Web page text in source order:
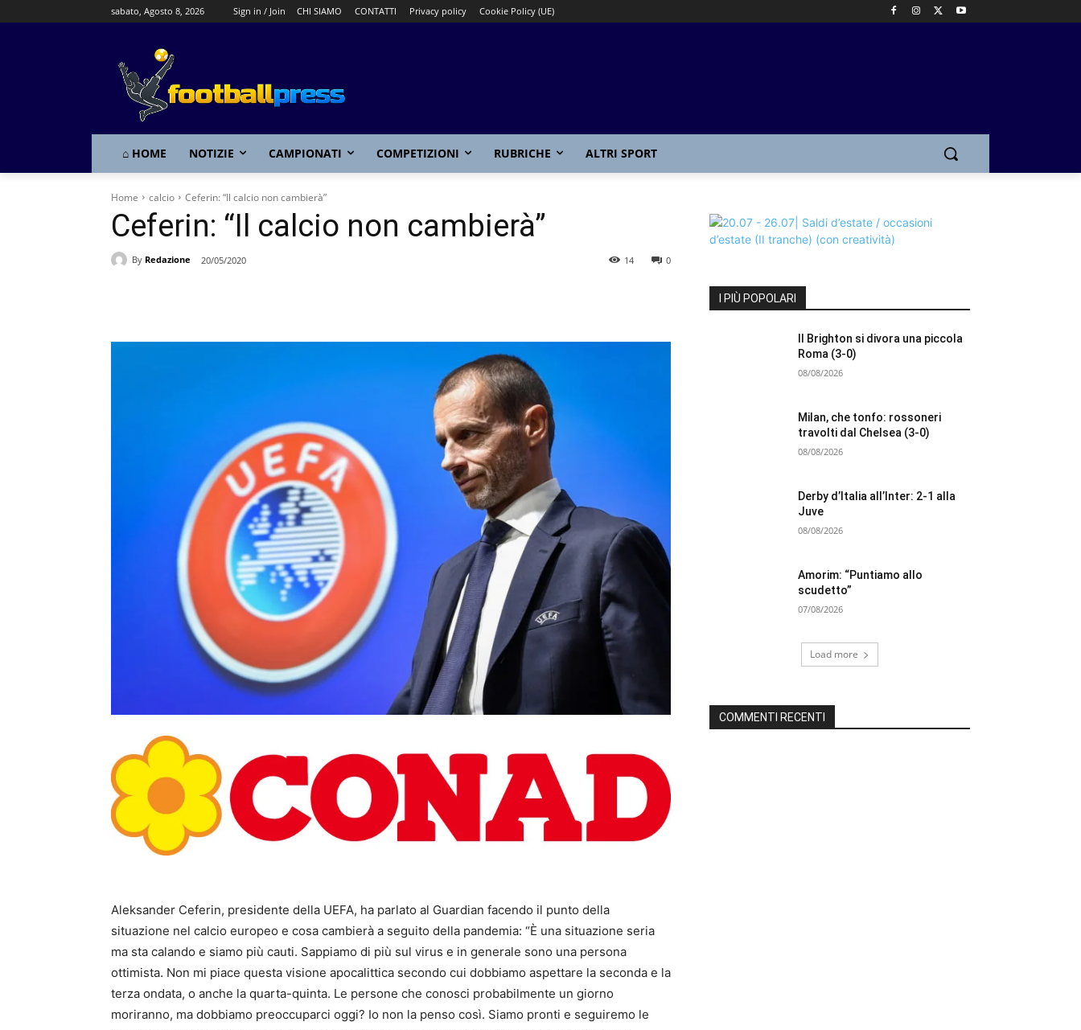
sabato, Agosto 8, 2026 Sign in / Join CHI SIAMO CONTATTI Privacy policy Cookie Policy (UE)
⌂ HOME NOTIZIE CAMPIONATI COMPETIZIONI RUBRICHE ALTRI SPORT
Home calcio Ceferin: “Il calcio non cambierà”
Ceferin: “Il calcio non cambierà”
By Redazione 20/05/2020 0
14
Aleksander Ceferin, presidente della UEFA, ha parlato al Guardian facendo il punto della
situazione nel calcio europeo e cosa cambierà a seguito della pandemia: “È una situazione seria
ma sta calando e siamo più cauti. Sappiamo di più sul virus e in generale sono una persona
ottimista. Non mi piace questa visione apocalittica secondo cui dobbiamo aspettare la seconda e la
terza ondata, o anche la quarta-quinta. Le persone che conosci probabilmente un giorno
moriranno, ma dobbiamo preoccuparci oggi? Io non la penso così. Siamo pronti e seguiremo le
I PIÙ POPOLARI
Il Brighton si divora una piccola
Roma (3-0)
08/08/2026
Milan, che tonfo: rossoneri
travolti dal Chelsea (3-0)
08/08/2026
Derby d’Italia all’Inter: 2-1 alla
Juve
08/08/2026
Amorim: “Puntiamo allo
scudetto”
07/08/2026
Load more
COMMENTI RECENTI